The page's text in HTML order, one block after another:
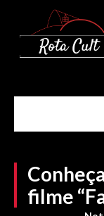
filme